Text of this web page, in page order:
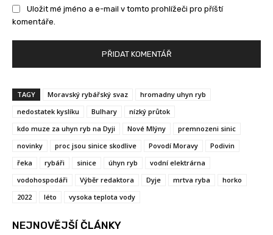
Uložit mé jméno a e-mail v tomto prohlížeči pro příští
komentáře.
TAGY Moravský rybářský svaz
hromadny uhyn ryb
nedostatek kyslíku
Bulhary
nízký průtok
kdo muze za uhyn ryb na Dyji
Nové Mlýny
premnozeni sinic
novinky
proc jsou sinice skodlive Povodí Moravy
Podivin
řeka
rybáři sinice úhyn ryb
vodní elektrárna
vodohospodáři
Výběr redaktora Dyje mrtva ryba
horko
2022
léto vysoka teplota vody
NEJNOVĚJŠÍ ČLÁNKY